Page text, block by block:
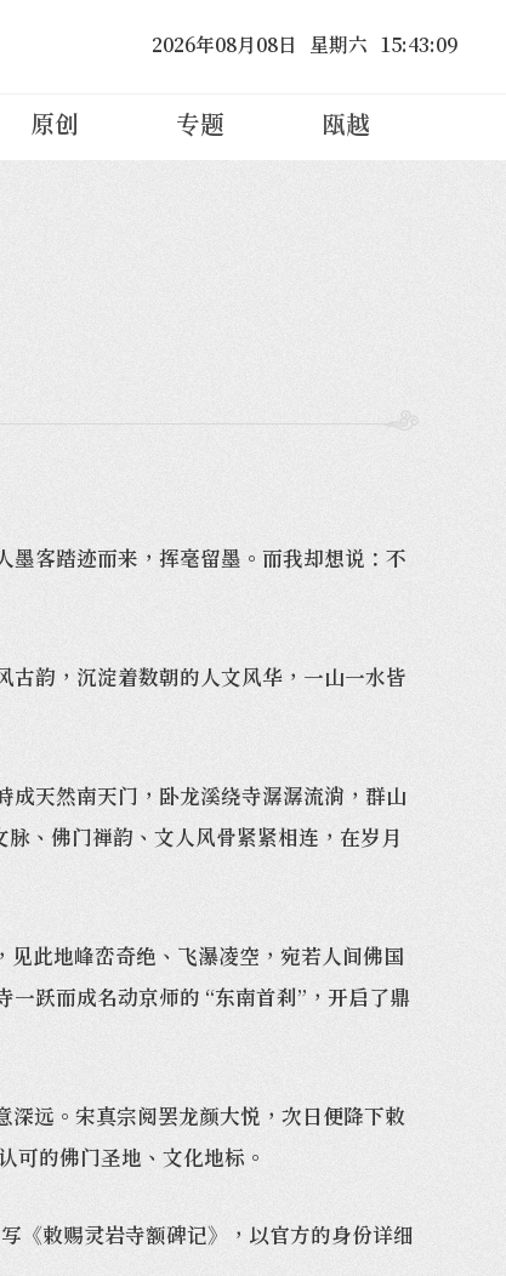
2026年08月 08日 星期六 15:43:10
原创 专题 瓯越
客踏迹而来，挥毫留墨。而我却想说：不
韵，沉淀着数朝的人文风华，一山一水皆
天然南天门，卧龙溪绕寺潺潺流淌，群山
、佛门禅韵、文人风骨紧紧相连，在岁月
此地峰峦奇绝、飞瀑凌空，宛若人间佛国
跃而成名动京师的 “东南首刹”，开启了鼎
远。宋真宗阅罢龙颜大悦，次日便降下敕
可的佛门圣地、文化地标。
敕赐灵岩寺额碑记》，以官方的身份详细